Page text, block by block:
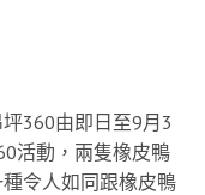
360由即日至9月3
活動，兩隻橡皮鴨
令人如同跟橡皮鴨